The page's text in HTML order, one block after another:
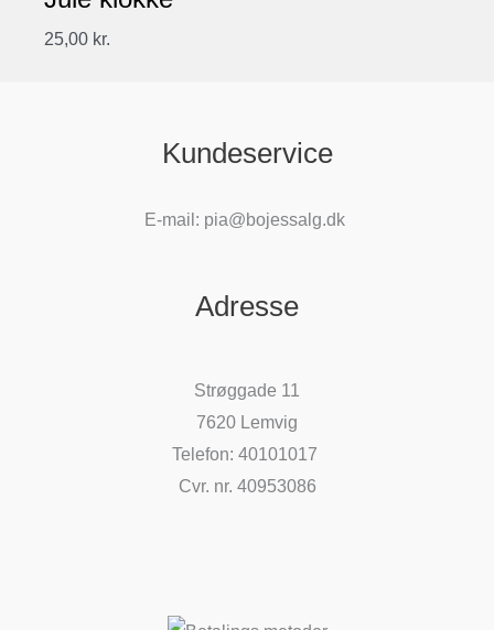
25,00 kr.
Kundeservice
E-mail: pia@bojessalg.dk
Adresse
Strøggade 11
7620 Lemvig
Telefon: 40101017
Cvr. nr. 40953086